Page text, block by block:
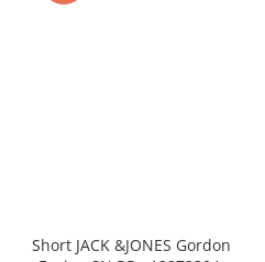
Short JACK &JONES Gordon